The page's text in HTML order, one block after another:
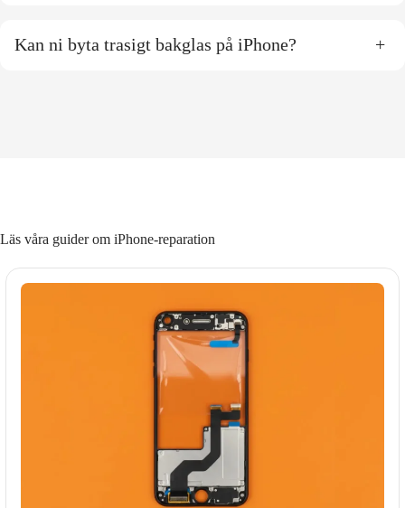
Kan ni byta trasigt bakglas på iPhone? +
Läs våra guider om iPhone-reparation